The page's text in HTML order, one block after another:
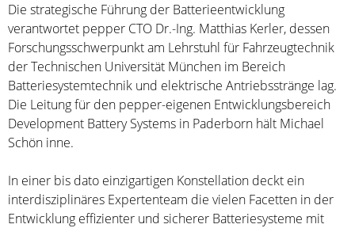
Die strategische Führung der Batterieentwicklung
verantwortet pepper CTO Dr.-Ing. Matthias Kerler, dessen
Forschungsschwerpunkt am Lehrstuhl für Fahrzeugtechnik
der Technischen Universität München im Bereich
Batteriesystemtechnik und elektrische Antriebsstränge lag.
Die Leitung für den pepper-eigenen Entwicklungsbereich
Development Battery Systems in Paderborn hält Michael
Schön inne.
In einer bis dato einzigartigen Konstellation deckt ein
interdisziplinäres Expertenteam die vielen Facetten in der
Entwicklung effizienter und sicherer Batteriesysteme mit